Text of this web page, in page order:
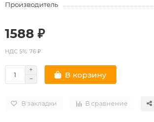
Производитель
1588 ₽
НДС 5%: 76 ₽
В корзину
В закладки В сравнение